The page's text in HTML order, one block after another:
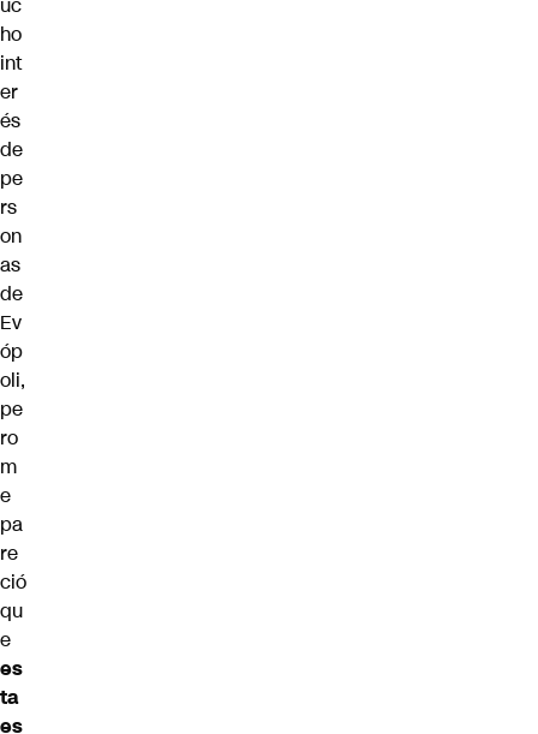
ho
int
er
és
de
pe
rs
on
as
de
Ev
óp
oli,
pe
ro
m
e
pa
re
ció
qu
e
es
ta
es